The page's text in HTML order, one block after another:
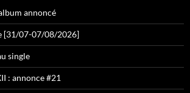
annoncé
[31/07-07/08/2026]
single
: annonce #21